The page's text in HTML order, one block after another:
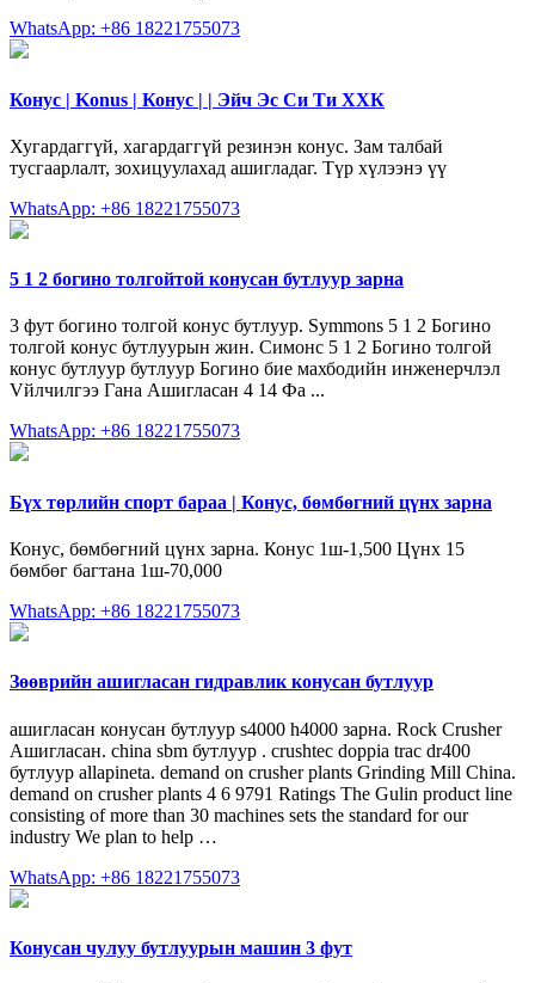
WhatsApp: +86 18221755073
Конус | Konus | Конус | | Эйч Эс Си Ти ХХК
Хугардаггүй, хагардаггүй резинэн конус. Зам талбай
тусгаарлалт, зохицуулахад ашигладаг. Түр хүлээнэ үү
WhatsApp: +86 18221755073
5 1 2 богино толгойтой конусан бутлуур зарна
3 фут богино толгой конус бутлуур. Symmons 5 1 2 Богино
толгой конус бутлуурын жин. Симонс 5 1 2 Богино толгой
конус бутлуур бутлуур Богино бие махбодийн инженерчлэл
Vйлчилгээ Гана Ашигласан 4 14 Фа ...
WhatsApp: +86 18221755073
Бүх төрлийн спорт бараа | Конус, бөмбөгний цүнх зарна
Конус, бөмбөгний цүнх зарна. Конус 1ш-1,500 Цүнх 15
бөмбөг багтана 1ш-70,000
WhatsApp: +86 18221755073
Зөөврийн ашигласан гидравлик конусан бутлуур
ашигласан конусан бутлуур s4000 h4000 зарна. Rock Crusher
Ашигласан. china sbm бутлуур . crushtec doppia trac dr400
бутлуур allapineta. demand on crusher plants Grinding Mill China.
demand on crusher plants 4 6 9791 Ratings The Gulin product line
consisting of more than 30 machines sets the standard for our
industry We plan to help …
WhatsApp: +86 18221755073
Конусан чулуу бутлуурын машин 3 фут